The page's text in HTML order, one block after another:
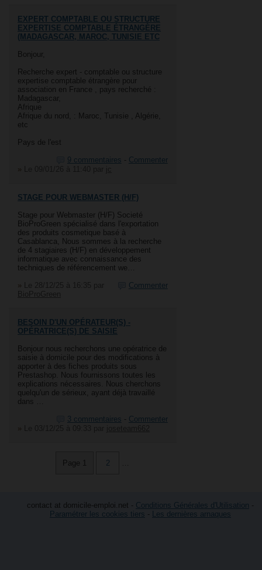
EXPERT COMPTABLE OU STRUCTURE
EXPERTISE COMPTABLE ÉTRANGÈRE
(MADAGASCAR, MAROC, TUNISIE ETC
Bonjour,
Recherche expert - comptable ou structure
expertise comptable étrangère pour
association en France , pays recherché :
Madagascar,
Afrique
Afrique du nord, : Maroc, Tunisie , Algérie,
etc
Pays de l'est
9 commentaires - Commenter
»
STAGE POUR WEBMASTER (H/F)
Stage pour Webmaster (H/F) Societé
BioProGreen spécialisé dans l'exportation
des produits cosmetique basé à
Casablanca, Nous sommes à la recherche
de 4 stagiaires (H/F) en développement
informatique avec connaissance des
techniques de référencement we…
Commenter
»
BESOIN D'UN OPÉRATEUR(S) -
OPÉRATRICE(S) DE SAISIE
Bonjour nous recherchons une opératrice de
saisie à domicile pour des modifications à
apporter à des fiches produits sous
Prestashop. Nous fournissons toutes les
explications nécessaires. Nous cherchons
quelqu'un de sérieux, ayant déjà travaillé
dans …
3 commentaires - Commenter
»
Page 1 2 …
contact at domicile-emploi.net - Conditions Générales d'Utilisation -
Paramétrer les cookies tiers - Les dernières arnaques